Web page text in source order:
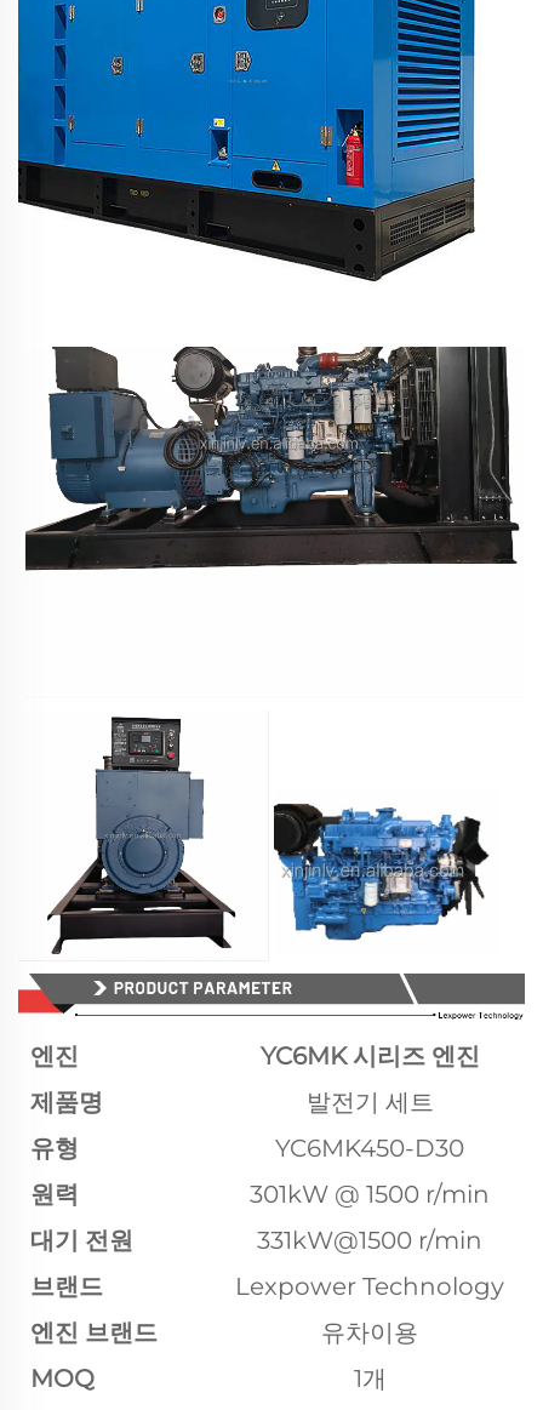
엔진
YC6MK 시리즈 엔진
제품명
발전기 세트
유형
YC6MK450-D30
원력
301kW @ 1500 r/min
대기 전원
331kW@1500 r/min
브랜드
Lexpower Technology
엔진 브랜드
유차이용
MOQ
1개